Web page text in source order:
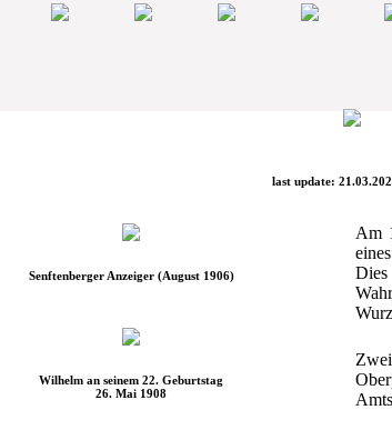
last update:
Senftenberger Anzeiger (August 1906)
Am
Wilhelm an seinem 22. Geburtstag
26. Mai 1908